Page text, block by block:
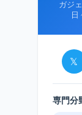
ガジ
日
𝕏
専門分